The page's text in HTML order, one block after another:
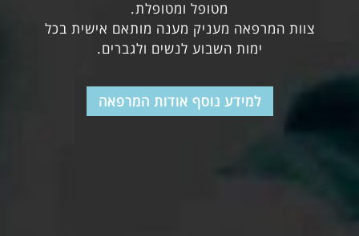
מטופל ומטופלת.
צוות המרפאה מעניק מענה מותאם אישית בכל
ימות השבוע לנשים ולגברים.
למידע נוסף אודות המרפאה